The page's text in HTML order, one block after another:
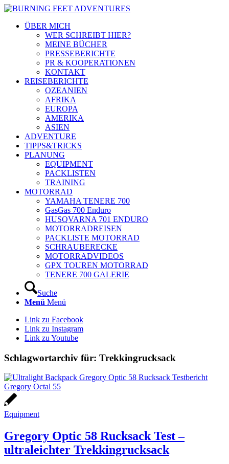
ÜBER MICH
WER SCHREIBT HIER?
MEINE BÜCHER
PRESSEBERICHTE
PR & KOOPERATIONEN
KONTAKT
REISEBERICHTE
OZEANIEN
AFRIKA
EUROPA
AMERIKA
ASIEN
ADVENTURE
TIPPS&TRICKS
PLANUNG
EQUIPMENT
PACKLISTEN
TRAINING
MOTORRAD
YAMAHA TENERE 700
GasGas 700 Enduro
HUSQVARNA 701 ENDURO
MOTORRADREISEN
PACKLISTE MOTORRAD
SCHRAUBERECKE
MOTORRADVIDEOS
GPX TOUREN MOTORRAD
TENERE 700 GALERIE
Suche
Menü Menü
Link zu Facebook
Link zu Instagram
Link zu Youtube
Schlagwortarchiv für: Trekkingrucksack
Equipment
Gregory Optic 58 Rucksack Test –
ultraleichter Trekkingrucksack